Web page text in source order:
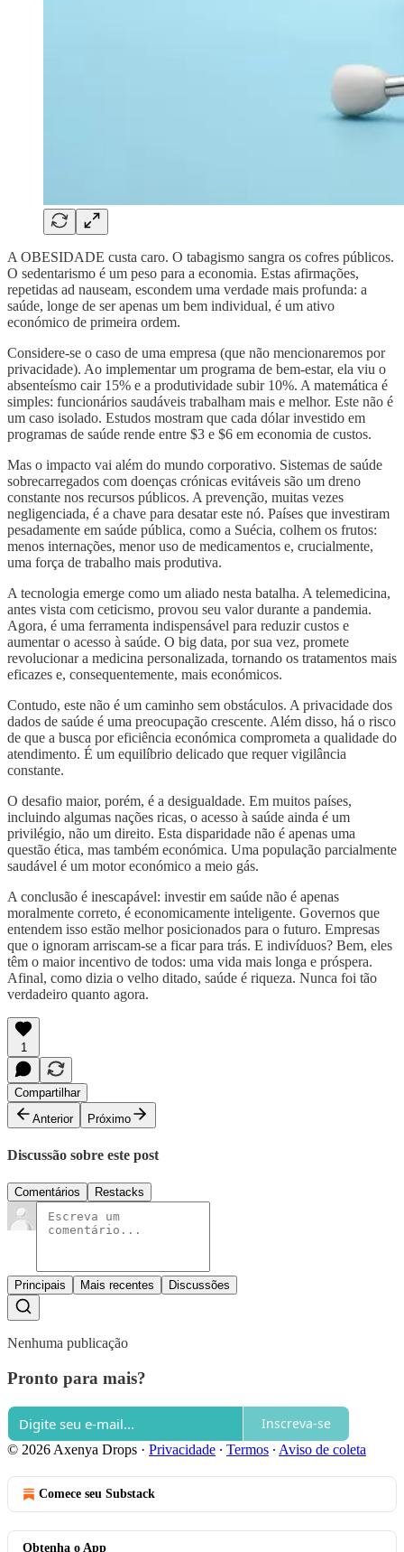
A OBESIDADE custa caro. O tabagismo sangra os cofres públicos.
O sedentarismo é um peso para a economia. Estas afirmações,
repetidas ad nauseam, escondem uma verdade mais profunda: a
saúde, longe de ser apenas um bem individual, é um ativo
económico de primeira ordem.
Considere-se o caso de uma empresa (que não mencionaremos por
privacidade). Ao implementar um programa de bem-estar, ela viu o
absenteísmo cair 15% e a produtividade subir 10%. A matemática é
simples: funcionários saudáveis trabalham mais e melhor. Este não é
um caso isolado. Estudos mostram que cada dólar investido em
programas de saúde rende entre $3 e $6 em economia de custos.
Mas o impacto vai além do mundo corporativo. Sistemas de saúde
sobrecarregados com doenças crónicas evitáveis são um dreno
constante nos recursos públicos. A prevenção, muitas vezes
negligenciada, é a chave para desatar este nó. Países que investiram
pesadamente em saúde pública, como a Suécia, colhem os frutos:
menos internações, menor uso de medicamentos e, crucialmente,
uma força de trabalho mais produtiva.
A tecnologia emerge como um aliado nesta batalha. A telemedicina,
antes vista com ceticismo, provou seu valor durante a pandemia.
Agora, é uma ferramenta indispensável para reduzir custos e
aumentar o acesso à saúde. O big data, por sua vez, promete
revolucionar a medicina personalizada, tornando os tratamentos mais
eficazes e, consequentemente, mais económicos.
Contudo, este não é um caminho sem obstáculos. A privacidade dos
dados de saúde é uma preocupação crescente. Além disso, há o risco
de que a busca por eficiência económica comprometa a qualidade do
atendimento. É um equilíbrio delicado que requer vigilância
constante.
O desafio maior, porém, é a desigualdade. Em muitos países,
incluindo algumas nações ricas, o acesso à saúde ainda é um
privilégio, não um direito. Esta disparidade não é apenas uma
questão ética, mas também económica. Uma população parcialmente
saudável é um motor económico a meio gás.
A conclusão é inescapável: investir em saúde não é apenas
moralmente correto, é economicamente inteligente. Governos que
entendem isso estão melhor posicionados para o futuro. Empresas
que o ignoram arriscam-se a ficar para trás. E indivíduos? Bem, eles
têm o maior incentivo de todos: uma vida mais longa e próspera.
Afinal, como dizia o velho ditado, saúde é riqueza. Nunca foi tão
verdadeiro quanto agora.
1
Compartilhar
Anterior
Próximo
Discussão sobre este post
Comentários Restacks
Principais Mais recentes Discussões
Nenhuma publicação
Pronto para mais?
Inscreva-se
© 2026 Axenya Drops · Privacidade ∙ Termos ∙ Aviso de coleta
Comece seu Substack
Obtenha o App